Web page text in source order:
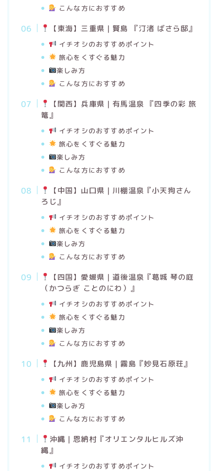
こんな方におすすめ
【東海】三重県｜賢島 『汀渚 ばさら邸』
イチオシのおすすめポイント
旅心をくすぐる魅力
楽しみ方
こんな方におすすめ
【関西】兵庫県｜有馬温泉 『四季の彩 旅
篭』
イチオシのおすすめポイント
旅心をくすぐる魅力
楽しみ方
こんな方におすすめ
【中国】山口県｜川棚温泉 『小天狗さん
ろじ』
イチオシのおすすめポイント
旅心をくすぐる魅力
楽しみ方
こんな方におすすめ
【四国】愛媛県｜道後温泉『葛城 琴の庭
（かつらぎ ことのにわ）』
イチオシのおすすめポイント
旅心をくすぐる魅力
楽しみ方
こんな方におすすめ
【九州】鹿児島県｜霧島『妙見石原荘』
イチオシのおすすめポイント
旅心をくすぐる魅力
楽しみ方
こんな方におすすめ
沖縄｜恩納村 『オリエンタルヒルズ沖
縄』
イチオシのおすすめポイント